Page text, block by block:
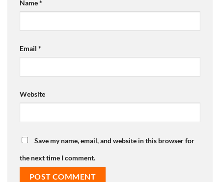
Name*
Email *
Website
Save my name, email, and website in this browser for
the next time I comment.